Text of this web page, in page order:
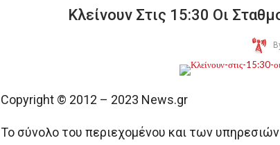
Κλείνουν Στις 15:30 Οι
Copyright © 2012 – 2023 News.gr
Το σύνολο του περιεχομένου και των